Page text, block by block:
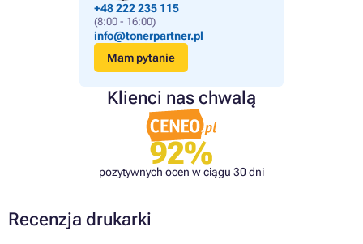
+48 222 235 115
(8:00 - 16:00)
info@tonerpartner.pl
Mam pytanie
Klienci nas chwalą
92%
pozytywnych ocen w ciągu 30 dni
Recenzja drukarki